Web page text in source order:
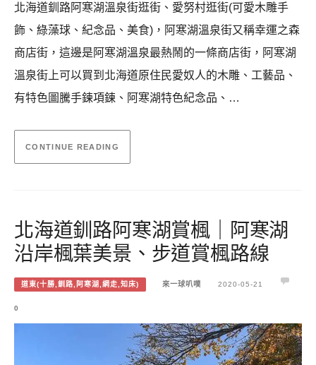
北海道釧路阿寒湖溫泉街逛街、愛努村逛街(可愛木雕手
飾、綠藻球、紀念品、美食)，阿寒湖溫泉街又稱幸運之森
商店街，這邊是阿寒湖溫泉最熱鬧的一條商店街，阿寒湖
溫泉街上可以買到北海道原住民愛奴人的木雕、工藝品、
有特色圖騰手鍊項鍊、阿寒湖特色紀念品、…
CONTINUE READING
北海道釧路阿寒湖賞楓｜阿寒湖
沿岸楓葉美景、步道賞楓路線
道東(十勝,釧路,阿寒湖,網走,知床) 來一球叭噗 2020-05-21
0